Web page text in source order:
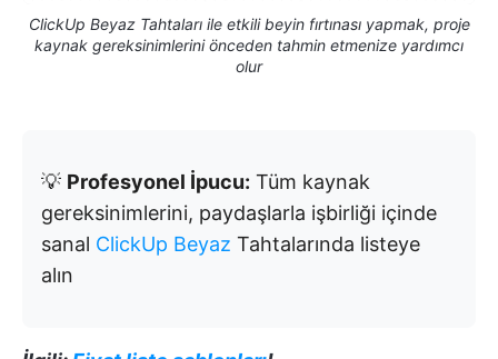
ClickUp Beyaz Tahtaları ile etkili beyin fırtınası yapmak, proje
kaynak gereksinimlerini önceden tahmin etmenize yardımcı
olur
💡 Profesyonel İpucu: Tüm kaynak
gereksinimlerini, paydaşlarla işbirliği içinde
sanal ClickUp Beyaz Tahtalarında listeye
alın